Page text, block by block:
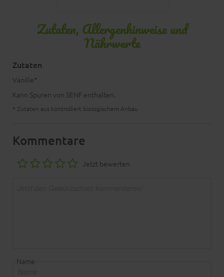
Zutaten, Allergenhinweise und
Nährwerte
Zutaten
Vanille*
Kann Spuren von SENF enthalten.
* Zutaten aus kontrolliert biologischem Anbau
Kommentare
Jetzt bewerten
Name